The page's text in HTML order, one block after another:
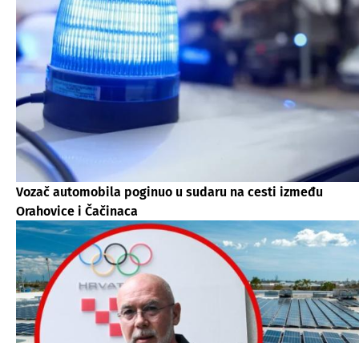
Vozač automobila poginuo u sudaru na cesti između
Orahovice i Čačinaca